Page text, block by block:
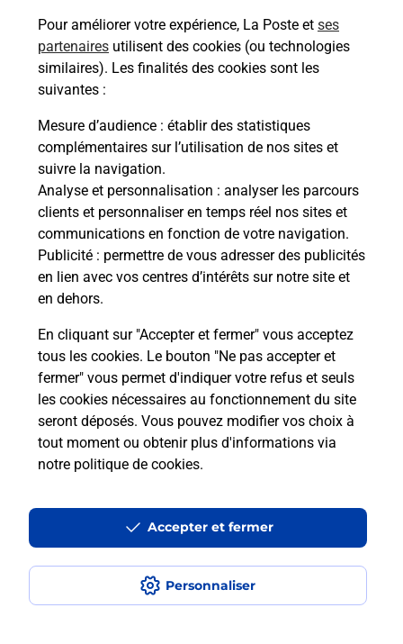
Pour améliorer votre expérience, La Poste et ses
partenaires utilisent des cookies (ou technologies
similaires). Les finalités des cookies sont les
suivantes :
Mesure d’audience : établir des statistiques
complémentaires sur l’utilisation de nos sites et
suivre la navigation.
Analyse et personnalisation : analyser les parcours
clients et personnaliser en temps réel nos sites et
communications en fonction de votre navigation.
Publicité : permettre de vous adresser des publicités
en lien avec vos centres d’intérêts sur notre site et
en dehors.
En cliquant sur "Accepter et fermer" vous acceptez
tous les cookies. Le bouton "Ne pas accepter et
fermer" vous permet d'indiquer votre refus et seuls
les cookies nécessaires au fonctionnement du site
seront déposés. Vous pouvez modifier vos choix à
tout moment ou obtenir plus d'informations via
notre politique de cookies.
Personnaliser
Accepter et fermer
La téléassistance classique avec
médaillon d’alarme qu’est ce que
c’est ?
Comment fonctionne la
téléassistance classique ?
Comment est installée la
téléassistance classique ?
Localiser Liste
Liste - téléassistance
Allier - téléassistance
Montmarault - téléassistance
Accessibilité : partiellement conforme
Conditions contractuelles
Mentions légales